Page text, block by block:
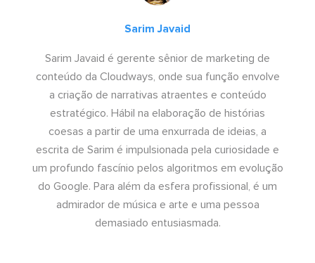
Sarim Javaid
Sarim Javaid é gerente sênior de marketing de
conteúdo da Cloudways, onde sua função envolve
a criação de narrativas atraentes e conteúdo
estratégico. Hábil na elaboração de histórias
coesas a partir de uma enxurrada de ideias, a
escrita de Sarim é impulsionada pela curiosidade e
um profundo fascínio pelos algoritmos em evolução
do Google. Para além da esfera profissional, é um
admirador de música e arte e uma pessoa
demasiado entusiasmada.